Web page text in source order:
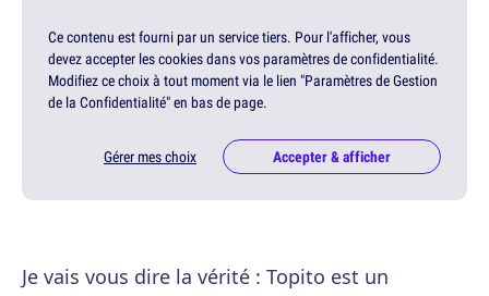
Ce contenu est fourni par un service tiers. Pour l'afficher, vous
devez accepter les cookies dans vos paramètres de confidentialité.
Modifiez ce choix à tout moment via le lien "Paramètres de Gestion
de la Confidentialité" en bas de page.
Gérer mes choix Accepter & afficher
Je vais vous dire la vérité : Topito est un